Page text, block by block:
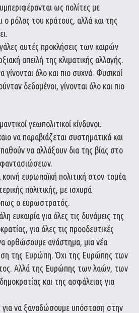
ως πολίτες με
ο ρόλος του κράτους, αλλά και της
αυτές προκλήσεις των καιρών
απειλή της κλιματικής αλλαγής.
γίνονται όλο και πιο συχνά. Φυσικοί
δεδομένοι, γίνονται όλο και πιο
γεωπολιτικοί κίνδυνοι.
να παραβιάζεται συστηματικά και
να αλλάξουν δια της βίας στο
ευρωπαϊκή πολιτική στον τομέα
πολιτικής, με ισχυρά
ο ευρωστρατός.
ευκαιρία για όλες τις δυνάμεις της
για όλες τις προοδευτικές
ορθώσουμε ανάστημα, μια νέα
της Ευρώπη. Όχι της Ευρώπης των
Αλλά της Ευρώπης των λαών, των
και της ασφάλειας για
για να ξαναδώσουμε υπόσταση στην